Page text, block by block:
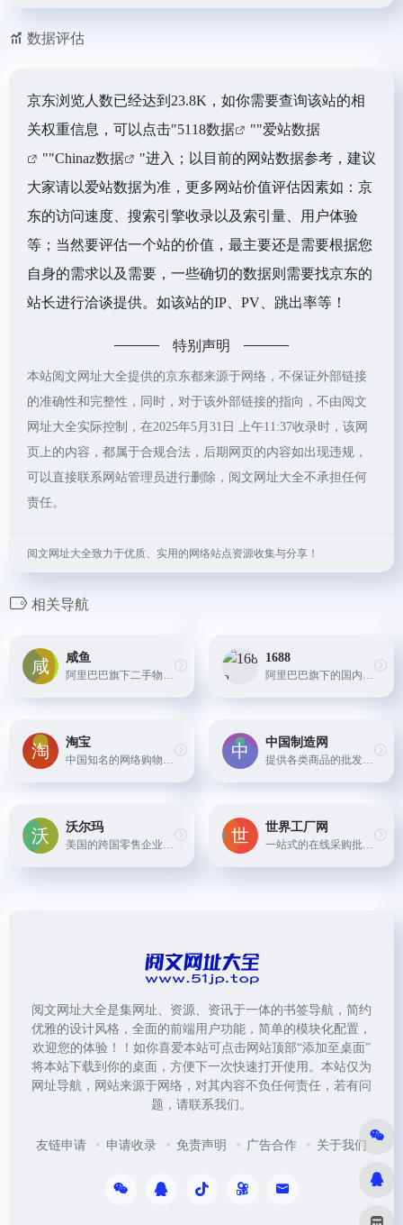
数据评估
京东浏览人数已经达到23.8K，如你需要查询该站的相
关权重信息，可以点击"5118数据 ""爱站数据
""Chinaz数据
"进入；以目前的网站数据参考，建议
大家请以爱站数据为准，更多网站价值评估因素如：京
东的访问速度、搜索引擎收录以及索引量、用户体验
等；当然要评估一个站的价值，最主要还是需要根据您
自身的需求以及需要，一些确切的数据则需要找京东的
站长进行洽谈提供。如该站的IP、PV、跳出率等！
特别声明
本站阅文网址大全提供的京东都来源于网络，不保证外部链接
的准确性和完整性，同时，对于该外部链接的指向，不由阅文
网址大全实际控制，在2025年5月31日 上午11:37收录时，该网
页上的内容，都属于合规合法，后期网页的内容如出现违规，
可以直接联系网站管理员进行删除，阅文网址大全不承担任何
责任。
阅文网址大全致力于优质、实用的网络站点资源收集与分享！
相关导航
咸鱼
阿里巴巴旗下二手物品交易平台
1688
阿里巴巴旗下的国内批发平台，提供各类商品的批发采购服务。
淘宝
中国知名的网络购物平台，国内电商平台鼻祖。
中国制造网
提供各类商品的批发和采购服务，帮助买家和卖家实现全球贸易。
沃尔玛
美国的跨国零售企业，提供包括生鲜食品、服装、家电、数码产品等各类商品的在线购物服务。
世界工厂网
一站式的在线采购批发服务，覆盖各类商品和原材料，包括服装、家居用品、电子元件等。
阅文网址大全是集网址、资源、资讯于一体的书签导航，简约
优雅的设计风格，全面的前端用户功能，简单的模块化配置，
欢迎您的体验！！如你喜爱本站可点击网站顶部“添加至桌面”
将本站下载到你的桌面，方便下一次快速打开使用。本站仅为
网址导航，网站来源于网络，对其内容不负任何责任，若有问
题，请联系我们。
友链申请 申请收录 免责声明 广告合作 关于我们